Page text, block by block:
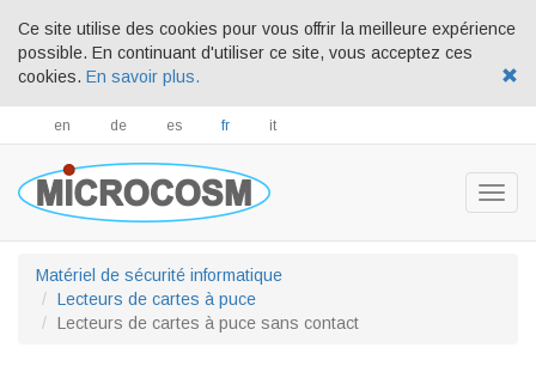
Ce site utilise des cookies pour vous offrir la meilleure expérience
possible. En continuant d'utiliser ce site, vous acceptez ces
cookies. En savoir plus.
en de es fr it
Matériel de sécurité informatique
Lecteurs de cartes à puce
Lecteurs de cartes à puce sans contact